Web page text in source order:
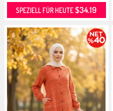
SPEZIELL FÜR HEUTE$34.19